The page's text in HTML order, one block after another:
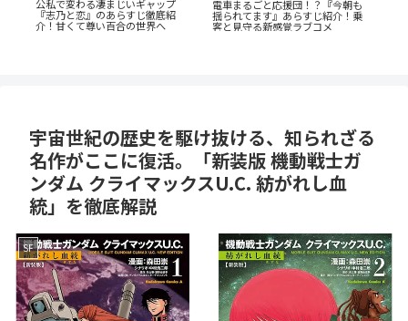
蒼井まもる『ふつうの女の子』レ
ビュー。母としての葛藤と、娘の
成長に涙が止まらない
『幼児A』5歳の殺人犯、その瞳の
奥に潜む闇とは？ 衝撃作を徹底解
剖
宇宙世紀の歴史を駆け抜ける、知られざる
名作がここに復活。「新装版 機動戦士ガ
ンダム クライマックスU.C. 紡がれし血
統」を徹底解説
SF